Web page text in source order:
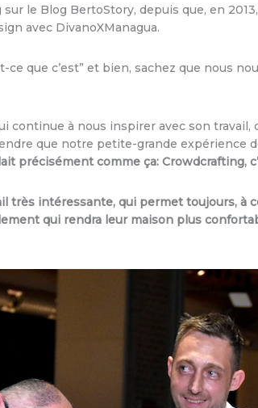
le Blog BertoStory, depuis que, en
avec DivanoXManagua.
ce que c’est” et bien, sachez que nous
continue à nous inspirer avec son
que notre petite-grande expérience
précisément comme ça: Crowdcrafting,
très intéressante, qui permet toujours, à
qui rendra leur maison plus